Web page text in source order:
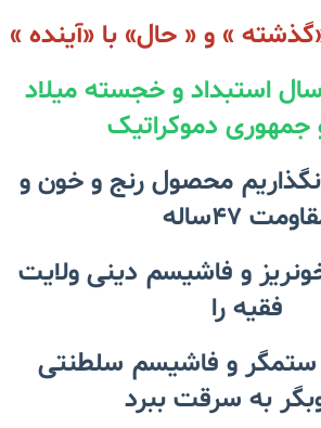
» و « حال» با «آینده »
برای پایان ۱۰۰سال استبداد و خجسته میلاد
جمهوری دموکراتیک
محصول رنج و خون و
۴۷ساله
و فاشیسم دینی ولایت
فقیه را
ستمگر و فاشیسم سلطنتی
به سرقت ببرد